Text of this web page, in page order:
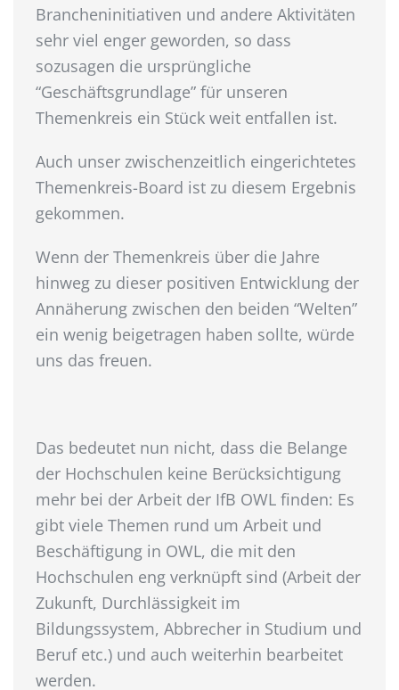
Brancheninitiativen und andere Aktivitäten
sehr viel enger geworden, so dass
sozusagen die ursprüngliche
“Geschäftsgrundlage” für unseren
Themenkreis ein Stück weit entfallen ist.
Auch unser zwischenzeitlich eingerichtetes
Themenkreis-Board ist zu diesem Ergebnis
gekommen.
Wenn der Themenkreis über die Jahre
hinweg zu dieser positiven Entwicklung der
Annäherung zwischen den beiden “Welten”
ein wenig beigetragen haben sollte, würde
uns das freuen.
Das bedeutet nun nicht, dass die Belange
der Hochschulen keine Berücksichtigung
mehr bei der Arbeit der IfB OWL finden: Es
gibt viele Themen rund um Arbeit und
Beschäftigung in OWL, die mit den
Hochschulen eng verknüpft sind (Arbeit der
Zukunft, Durchlässigkeit im
Bildungssystem, Abbrecher in Studium und
Beruf etc.) und auch weiterhin bearbeitet
werden.